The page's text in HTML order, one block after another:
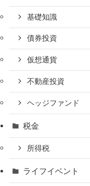
基礎知識
債券投資
仮想通貨
不動産投資
ヘッジファンド
税金
所得税
ライフイベント